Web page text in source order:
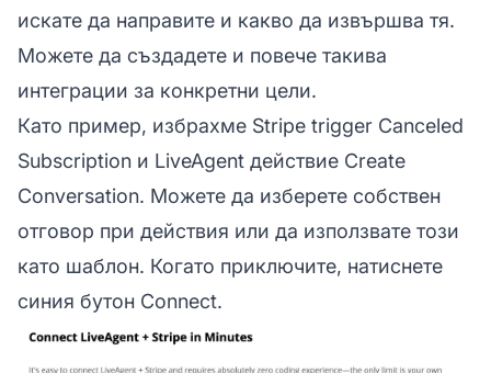
искате да направите и какво да извършва тя.
Можете да създадете и повече такива
интеграции за конкретни цели.
Като пример, избрахме Stripe trigger Canceled
Subscription и LiveAgent действие Create
Conversation. Можете да изберете собствен
отговор при действия или да използвате този
като шаблон. Когато приключите, натиснете
синия бутон Connect.